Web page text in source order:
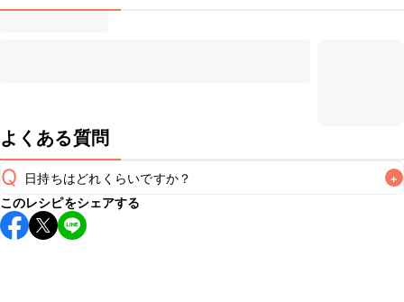
よくある質問
Q 日持ちはどれくらいですか？ +
保存期間は冷蔵で当日中が目安です。なるべくお早めにお召
し上がりください。
このレシピをシェアする